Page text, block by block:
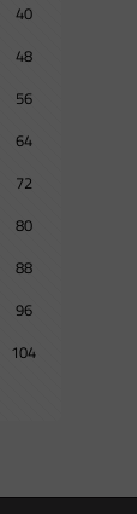
40
48
56
64
72
80
88
96
104